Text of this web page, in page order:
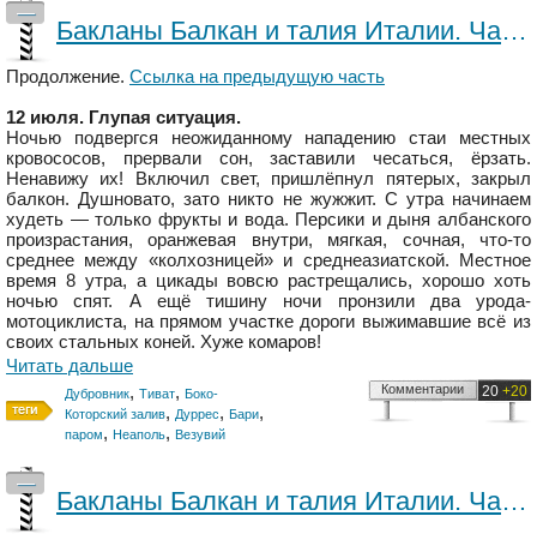
—
Бакланы Балкан и талия Италии. Часть 3
Продолжение. Ссылка на предыдущую часть
12 июля. Глупая ситуация.
Ночью подвергся неожиданному нападению стаи местных
кровососов, прервали сон, заставили чесаться, ёрзать.
Ненавижу их! Включил свет, пришлёпнул пятерых, закрыл
балкон. Душновато, зато никто не жужжит. С утра начинаем
худеть — только фрукты и вода. Персики и дыня албанского
произрастания, оранжевая внутри, мягкая, сочная, что-то
среднее между «колхозницей» и среднеазиатской. Местное
время 8 утра, а цикады вовсю растрещались, хорошо хоть
ночью спят. А ещё тишину ночи пронзили два урода-
мотоциклиста, на прямом участке дороги выжимавшие всё из
своих стальных коней. Хуже комаров!
Читать дальше
Дубровник, Тиват, Боко-
Которский залив, Дуррес, Бари,
паром, Неаполь, Везувий
20 +20
Комментарии
—
Бакланы Балкан и талия Италии. Часть 2